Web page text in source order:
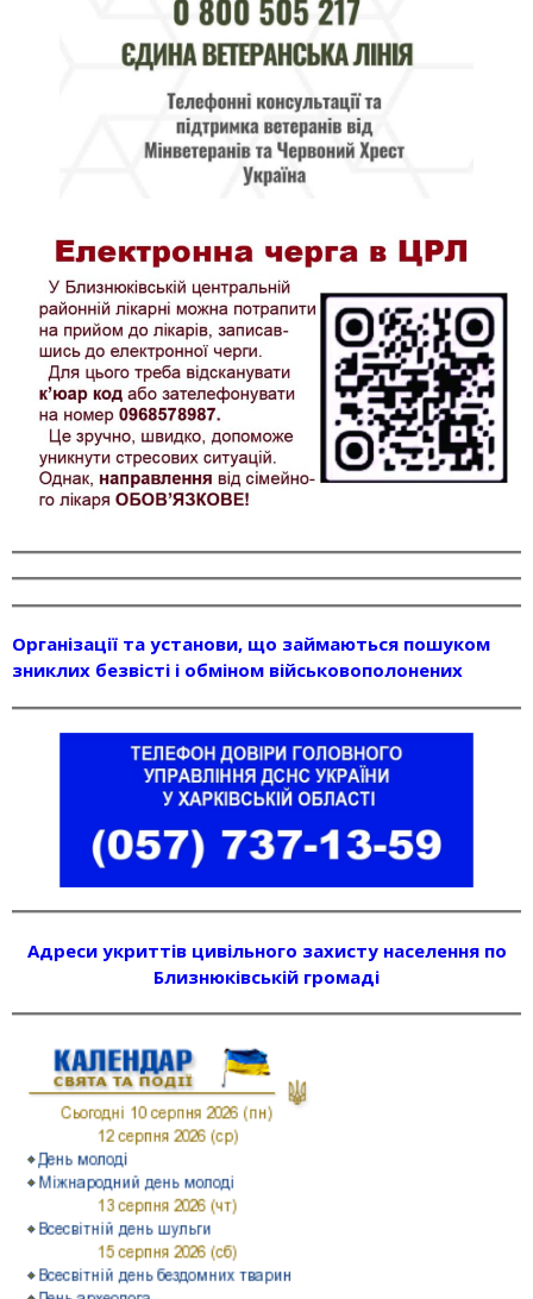
Організації та установи, що займаються пошуком
зниклих безвісті і обміном військовополонених
Адреси укриттів цивільного захисту населення по
Близнюківській громаді